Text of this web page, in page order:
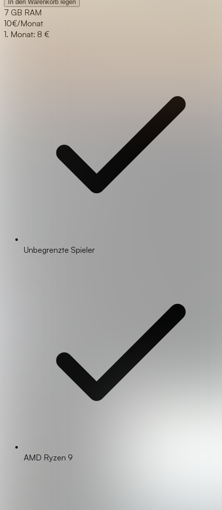
In den Warenkorb legen
7 GB RAM
10€/Monat
1. Monat: 8 €
Unbegrenzte Spieler
AMD Ryzen 9